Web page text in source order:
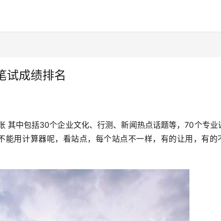
试成绩排名
其中包括30个企业文化、行测、新闻热点话题等，70个专业
用计算器呢，看站点，每个站点不一样，有的让用，有的